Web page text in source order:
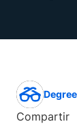
Compartir